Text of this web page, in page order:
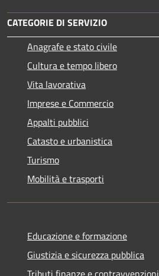
CATEGORIE DI SERVIZIO
Anagrafe e stato civile
Cultura e tempo libero
Vita lavorativa
Imprese e Commercio
Appalti pubblici
Catasto e urbanistica
Turismo
Mobilità e trasporti
Educazione e formazione
Giustizia e sicurezza pubblica